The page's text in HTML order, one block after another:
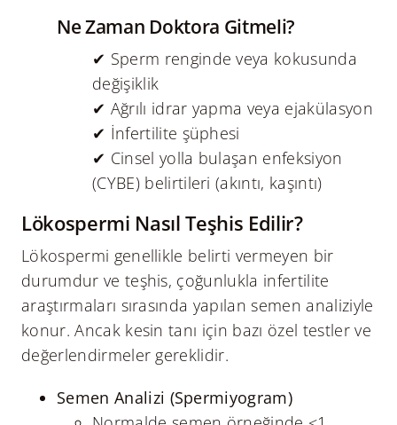
Ne Zaman Doktora Gitmeli?
✔ Sperm renginde veya kokusunda
değişiklik
✔ Ağrılı idrar yapma veya ejakülasyon
✔ İnfertilite şüphesi
✔ Cinsel yolla bulaşan enfeksiyon
(CYBE) belirtileri (akıntı, kaşıntı)
Lökospermi Nasıl Teşhis Edilir?
Lökospermi genellikle belirti vermeyen bir
durumdur ve teşhis, çoğunlukla infertilite
araştırmaları sırasında yapılan semen analiziyle
konur. Ancak kesin tanı için bazı özel testler ve
değerlendirmeler gereklidir.
Semen Analizi (Spermiyogram)